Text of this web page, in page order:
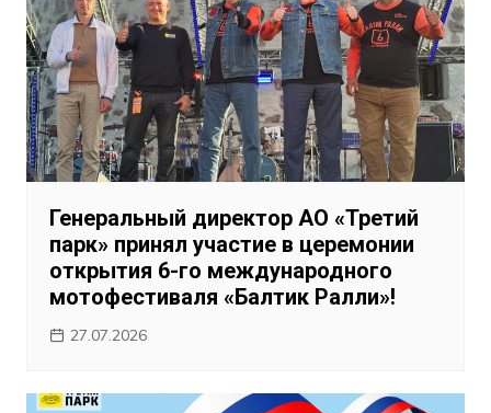
Генеральный директор АО «Третий
парк» принял участие в церемонии
открытия 6-го международного
мотофестиваля «Балтик Ралли»!
27.07.2026